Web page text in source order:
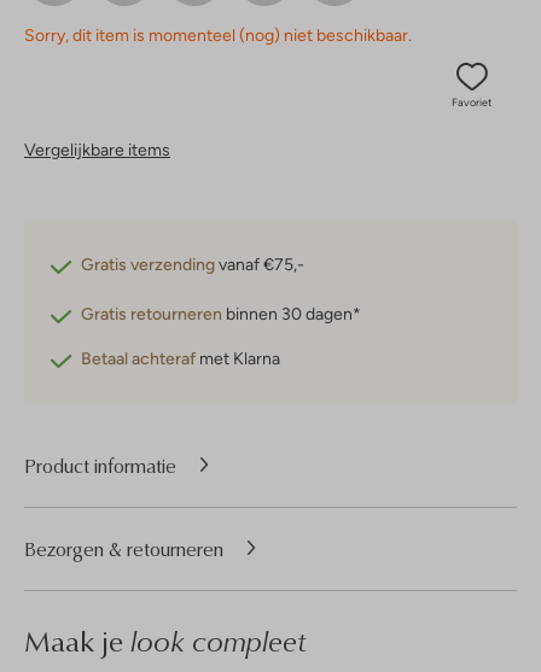
Sorry, dit item is momenteel (nog) niet beschikbaar.
Favoriet
Vergelijkbare items
Gratis verzendingvanaf €75,-
Gratis retourneren binnen 30 dagen*
Betaal achteraf met Klarna
Product informatie
Bezorgen & retourneren
Maak je look compleet